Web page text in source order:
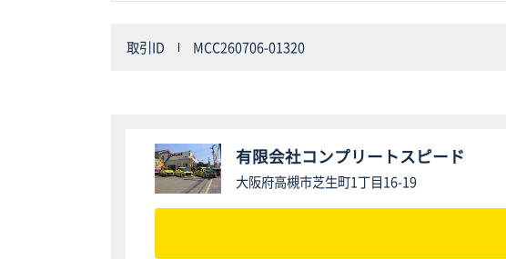
取引ID MCC260706-01320
有限会社コンプリートスピード
大阪府高槻市芝生町1丁目16-19